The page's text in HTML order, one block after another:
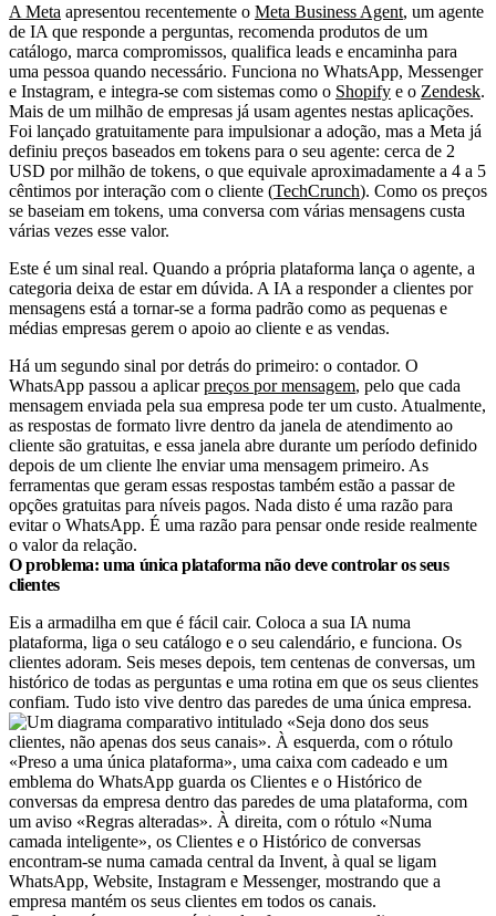
A Meta apresentou recentemente o Meta Business Agent, um agente
de IA que responde a perguntas, recomenda produtos de um
catálogo, marca compromissos, qualifica leads e encaminha para
uma pessoa quando necessário. Funciona no WhatsApp, Messenger
e Instagram, e integra-se com sistemas como o Shopify e o Zendesk.
Mais de um milhão de empresas já usam agentes nestas aplicações.
Foi lançado gratuitamente para impulsionar a adoção, mas a Meta já
definiu preços baseados em tokens para o seu agente: cerca de 2
USD por milhão de tokens, o que equivale aproximadamente a 4 a 5
cêntimos por interação com o cliente (TechCrunch). Como os preços
se baseiam em tokens, uma conversa com várias mensagens custa
várias vezes esse valor.
Este é um sinal real. Quando a própria plataforma lança o agente, a
categoria deixa de estar em dúvida. A IA a responder a clientes por
mensagens está a tornar-se a forma padrão como as pequenas e
médias empresas gerem o apoio ao cliente e as vendas.
Há um segundo sinal por detrás do primeiro: o contador. O
WhatsApp passou a aplicarpreços por mensagem, pelo que cada
mensagem enviada pela sua empresa pode ter um custo. Atualmente,
as respostas de formato livre dentro da janela de atendimento ao
cliente são gratuitas, e essa janela abre durante um período definido
depois de um cliente lhe enviar uma mensagem primeiro. As
ferramentas que geram essas respostas também estão a passar de
opções gratuitas para níveis pagos. Nada disto é uma razão para
evitar o WhatsApp. É uma razão para pensar onde reside realmente
o valor da relação.
O problema: uma única plataforma não deve controlar os seus
clientes
Eis a armadilha em que é fácil cair. Coloca a sua IA numa
plataforma, liga o seu catálogo e o seu calendário, e funciona. Os
clientes adoram. Seis meses depois, tem centenas de conversas, um
histórico de todas as perguntas e uma rotina em que os seus clientes
confiam. Tudo isto vive dentro das paredes de uma única empresa.